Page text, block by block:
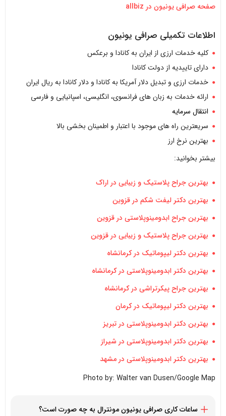
صفحه صرافی یونیون در allbiz
اطلاعات تکمیلی صرافی یونیون
کلیه خدمات ارزی از ایران به کانادا و برعکس
دارای تاییدیه از دولت کانادا
خدمات ارزی و تبدیل دلار آمریکا به کانادا و دلار کانادا به ریال ایران
ارائه خدمات به زبان های فرانسوی، انگلیسی، اسپانیایی و فارسی
انتقال سرمایه
سریعترین راه های موجود با اعتبار و اطمینان بخشی بالا
بهترین نرخ ارز
بیشتر بخوانید:
بهترین جراح پلاستیک و زیبایی در اراک
بهترین دکتر لیفت شکم در قزوین
بهترین جراح ابدومینوپلاستی در قزوین
بهترین جراح پلاستیک و زیبایی در قزوین
بهترین دکتر لیپوماتیک در کرمانشاه
بهترین دکتر ابدومینوپلاستی در کرمانشاه
بهترین جراح پیکرتراشی در کرمانشاه
بهترین دکتر لیپوماتیک در کرمان
بهترین دکتر ابدومینوپلاستی در تبریز
بهترین دکتر ابدومینوپلاستی در شیراز
بهترین دکتر ابدومینوپلاستی در مشهد
Photo by: Walter van Dusen/Google Map
ساعات کاری صرافی یونیون مونترال به چه صورت است؟